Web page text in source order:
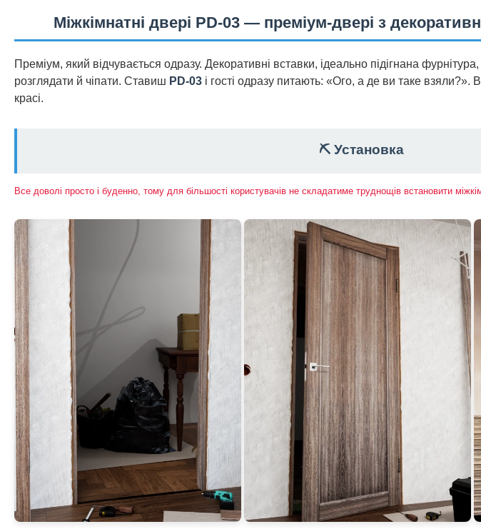
Міжкімнатні двері PD-03 — преміум-двері з
Преміум, який відчувається одразу. Декоративні вставки, ідеально підігнана фурнітура,
розглядати й чіпати. Ставиш PD-03 і гості одразу питають: «Ого, а де ви таке взяли?».
красі.
⛏️ Установка
Все доволі просто і буденно, тому для більшості користувачів не складатиме труднощів встановити